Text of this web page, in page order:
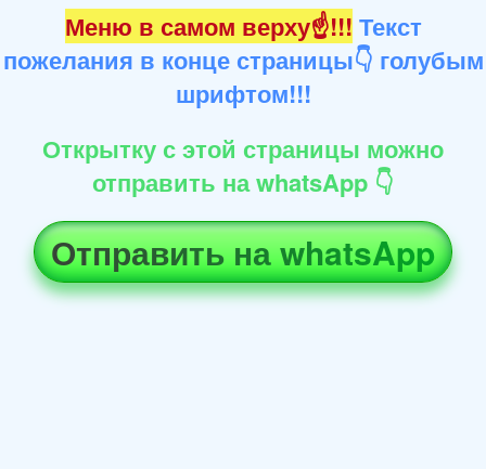
Меню в самом верху☝!!! Текст
пожелания в конце страницы👇 голубым
шрифтом!!!
Открытку с этой страницы можно
отправить на whatsApp 👇
Отправить на whatsApp